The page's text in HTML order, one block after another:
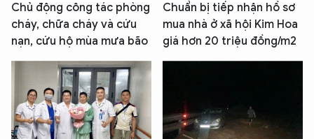
Chủ động công tác phòng
cháy, chữa cháy và cứu
nạn, cứu hộ mùa mưa bão
Chuẩn bị tiếp nhận hồ sơ
mua nhà ở xã hội Kim Hoa
giá hơn 20 triệu đồng/m2